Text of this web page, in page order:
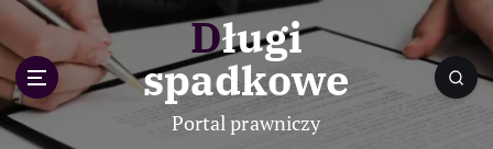
p
o
Długi
spadkowe
Portal prawniczy